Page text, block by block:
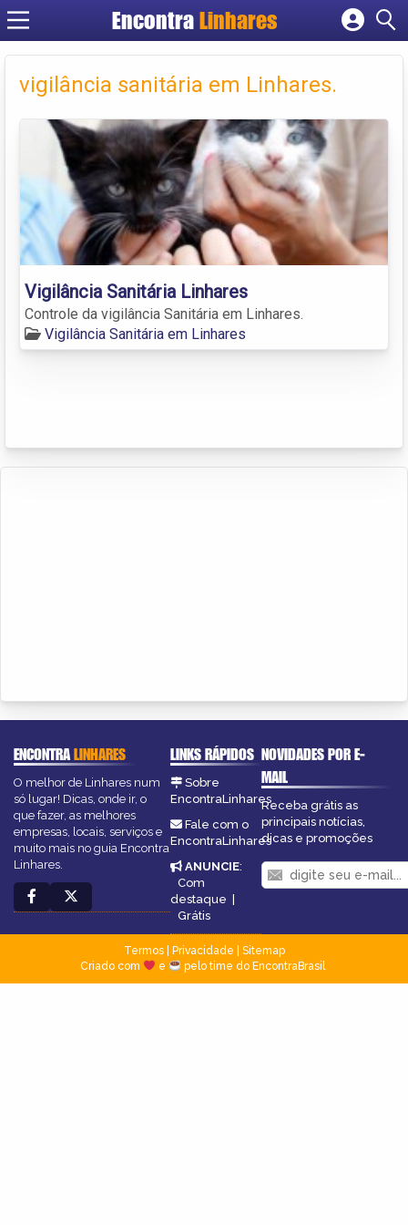
EncontraLinhares
Cadastrar empresa
Criar conta
vigilância sanitária em Linhares.
Vigilância Sanitária Linhares
Controle da vigilância Sanitária em Linhares.
Vigilância Sanitária em Linhares
ENCONTRALINHARES
O melhor de Linhares num
só lugar! Dicas, onde ir, o
que fazer, as melhores
empresas, locais, serviços e
muito mais no guia Encontra
Linhares.
LINKS RÁPIDOS
Sobre
EncontraLinhares
Fale com o
EncontraLinhares
ANUNCIE:
Com
destaque |
Grátis
NOVIDADES POR E-
MAIL
Receba grátis as
principais notícias,
dicas e promoções
Termos| Privacidade
Sitemap
Criado com
e pelo time do EncontraBrasil